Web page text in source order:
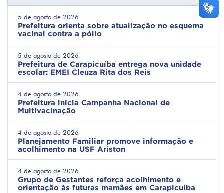
5 de agosto de 2026
Prefeitura orienta sobre atualização no esquema
vacinal contra a pólio
5 de agosto de 2026
Prefeitura de Carapicuíba entrega nova unidade
escolar: EMEI Cleuza Rita dos Reis
4 de agosto de 2026
Prefeitura inicia Campanha Nacional de
Multivacinação
4 de agosto de 2026
Planejamento Familiar promove informação e
acolhimento na USF Ariston
4 de agosto de 2026
Grupo de Gestantes reforça acolhimento e
orientação às futuras mamães em Carapicuíba